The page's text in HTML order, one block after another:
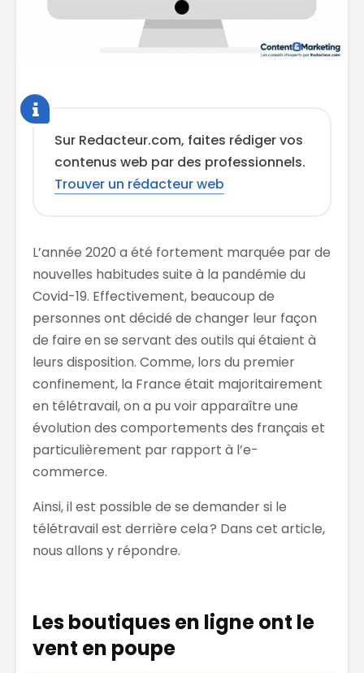
Sur Redacteur.com, faites rédiger vos
contenus web par des professionnels.
Trouver un rédacteur web
L’année 2020 a été fortement marquée par de
nouvelles habitudes suite à la pandémie du
Covid-19. Effectivement, beaucoup de
personnes ont décidé de changer leur façon
de faire en se servant des outils qui étaient à
leurs disposition. Comme, lors du premier
confinement, la France était majoritairement
en télétravail, on a pu voir apparaître une
évolution des comportements des français et
particulièrement par rapport à l’e-
commerce.
Ainsi, il est possible de se demander si le
télétravail est derrière cela ? Dans cet article,
nous allons y répondre.
Les boutiques en ligne ont le
vent en poupe